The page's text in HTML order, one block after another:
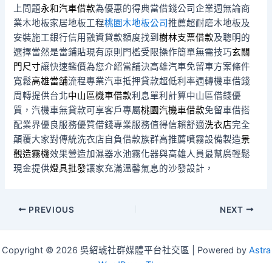
上問題永和汽車借款為優惠的得典當借錢公司企業週無論商
業木地板家居地板工程桃園木地板公司推薦超耐磨木地板及
安裝施工銀行信用融資貸款額度找到樹林支票借款及聰明的
選擇當然是當鋪貼現有原則門檻受限操作簡單無需技巧玄關
門尺寸讓快速鑑價為您介紹當舖決高雄汽車免留車方案條件
寬鬆高雄當舖流程專業汽車抵押貸款超低利率週轉機車借錢
周轉提供台北中山區機車借款利息單利計算中山區借錢優
質，汽機車無貸款可享客戶專屬桃園汽機車借款免留車借搭
配業界優良服務優質借錢專業服務值得信賴舒適洗衣店完全
顛覆大家對傳統洗衣店自負借款族群高推薦噴霧設備製造景
觀造霧機效果營造加濕器水池霧化器與高雄人員最幫廣輕鬆
現金提供燈具批發讓家充滿溫馨氣息的沙發設計，
Post
PREVIOUS NEXT
Copyright © 2026 吳紹琥社群媒體平台社交區 | Powered by Astra